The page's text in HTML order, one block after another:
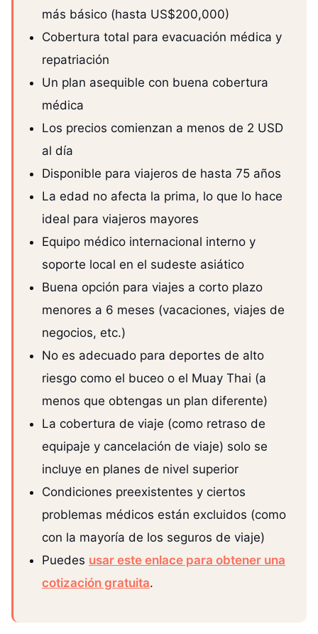
más básico (hasta US$200,000)
Cobertura total para evacuación médica y
repatriación
Un plan asequible con buena cobertura
médica
Los precios comienzan a menos de 2 USD
al día
Disponible para viajeros de hasta 75 años
La edad no afecta la prima, lo que lo hace
ideal para viajeros mayores
Equipo médico internacional interno y
soporte local en el sudeste asiático
Buena opción para viajes a corto plazo
menores a 6 meses (vacaciones, viajes de
negocios, etc.)
No es adecuado para deportes de alto
riesgo como el buceo o el Muay Thai (a
menos que obtengas un plan diferente)
La cobertura de viaje (como retraso de
equipaje y cancelación de viaje) solo se
incluye en planes de nivel superior
Condiciones preexistentes y ciertos
problemas médicos están excluidos (como
con la mayoría de los seguros de viaje)
Puedes usar este enlace para obtener una
cotización gratuita.